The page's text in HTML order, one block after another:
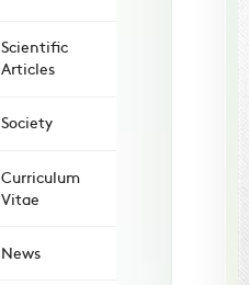
Scientific
Articles
Society
Curriculum
Vitae
News